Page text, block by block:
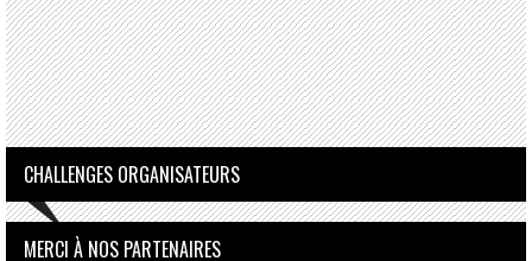
CHALLENGES ORGANISATEURS
MERCI À NOS PARTENAIRES